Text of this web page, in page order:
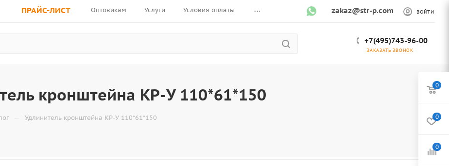
ПРАЙС-ЛИСТ Оптовикам Услуги Условия оплаты ... zakaz@str-p.com ВОЙТИ
+7(495)743-96-00
ЗАКАЗАТЬ ЗВОНОК
кронштейна KP-У 110*61*150
— Удлинитель кронштейна KP-У 110*61*150
0
0
0